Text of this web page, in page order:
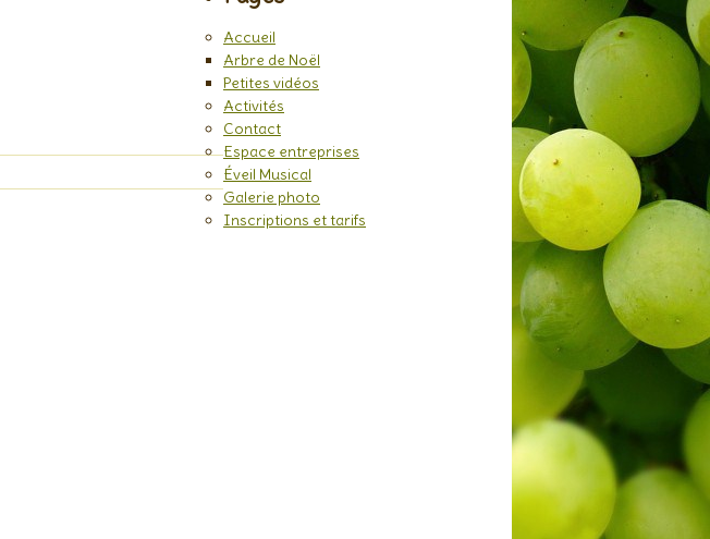
Accueil
Arbre de Noël
Petites vidéos
Activités
Contact
Espace entreprises
Éveil Musical
Galerie photo
Inscriptions et tarifs